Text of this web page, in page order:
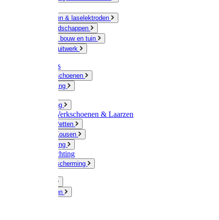
Slijpschijven & laselektroden
Handgereedschappen
IJzerwaren bouw en tuin
Hang en sluitwerk
Disposables
Werkhandschoenen
Regenkleding
Werkkleding
Wandel-/ Werkschoenen & Laarzen
Hoeden / Petten
Sokken / Kousen
Winterkleding
Winkelinrichting
Gelaatsbescherming
Knaagdieren